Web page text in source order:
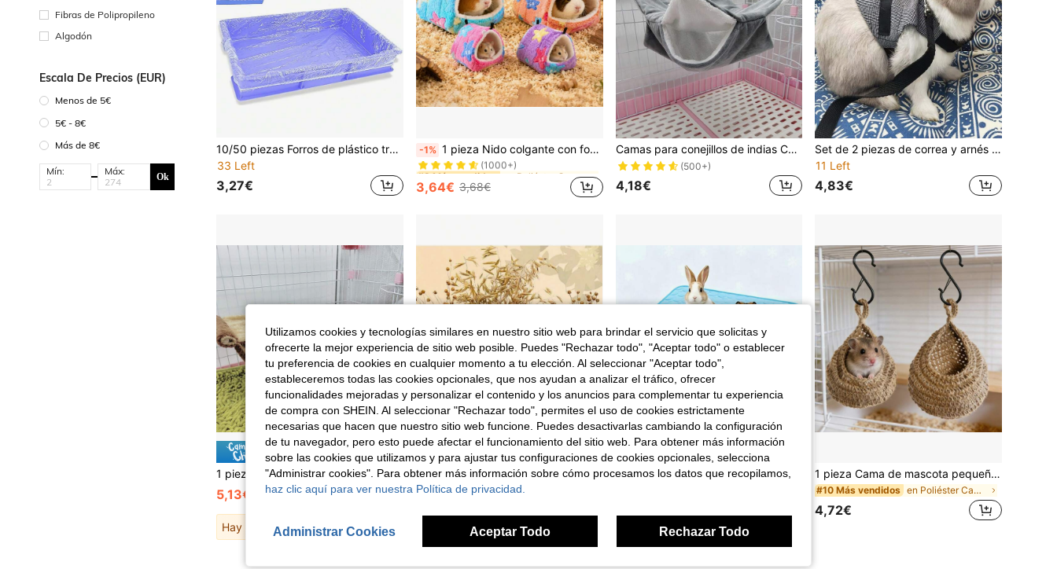
Fibras de Polipropileno
Algodón
Escala De Precios (EUR)
Menos de 5€
5€ - 8€
Más de 8€
Mín: Máx: Ok
10/50 piezas Forros de plástico transparente desechables, adecuados para jaulas de mascotas pequeñas, incluyendo jaulas de conejos, jaulas de hámsters y cajas de arena
33 Left
3,27€
-1% 1 pieza Nido colgante con forma de estrella de color aleatorio, cama cálida de invierno adecuada para animales pequeños como hámsteres, osos de peluche, erizos
#9 Más vendidos
(1000+)
#9 Más vendidos
(1000+)
#9 Más vendidos
(1000+)
#9 Más vendidos
en Poliéster Camas y hamacas para animales pequeño
3,64€ 3,68€
Camas para conejillos de indias Cama suspendida de 3 capas Hamaca acolchada para hámster Almohada para invierno cómoda Lavable Accesorio para chinchillas
(500+)
4,18€
Set de 2 piezas de correa y arnés para mascotas con patrón a cuadros, correa exterior de conejo
11 Left
4,83€
Ahorro de 0,05€
1 pieza Cama de hamaca de felpa coral suave y cálida apta para hámsters, ardillas voladores, ardillas y otras mascotas pequeñas, opciones de colores múltiples para uso en primavera, otoño e invierno
5,13€ 5,18€
Hay otros 1 vendedores
Ahorro de 0,01€
1 pieza Escondite de cáscara de coco de 3,9 a 5,1 pulgadas para hámsters, reptiles y mascotas pequeñas, la textura de coco proporciona una fuente de alimento natural, hábitat, incluye cuerda para colgar, apto para hámsters, reptiles, anfibios y animales pequeños
4,63€ 4,64€
Establecido hace 1 año
-4% 1 pieza Esterilla de enfriamiento para cobayas, Almohadilla autoenfriadora de fibra, Esterilla lavable para mascotas para el verano, Antideslizante plegable y portátil, Apta para conejos, hurones, cobayas, hámsters, erizos y otros animales pequeños
4,48€
Hay otros2vendedores
1 pieza Cama de mascota pequeña estilo hamaca tejida para primavera/verano, con ganchos fijos, transpirable y cómoda, adecuada para hámsters, cobayas, hurones, ardillas y otras mascotas pequeñas, para todas las estaciones
#10 Más vendidos en Poliéster Camas y hamacas para animales pequeño
4,72€
Utilizamos cookies y tecnologías similares en nuestro sitio web para brindar el servicio que solicitas y
ofrecerte la mejor experiencia de sitio web posible. Puedes "Rechazar todo", "Aceptar todo" o establecer
tu preferencia de cookies en cualquier momento a tu elección. Al seleccionar "Aceptar todo",
estableceremos todas las cookies opcionales, que nos ayudan a analizar el tráfico, ofrecer
funcionalidades mejoradas y personalizar el contenido y los anuncios para complementar tu experiencia
de compra con SHEIN. Al seleccionar "Rechazar todo", permites el uso de cookies estrictamente
necesarias que hacen que nuestro sitio web funcione. Puedes desactivarlas cambiando la configuración
de tu navegador, pero esto puede afectar el funcionamiento del sitio web. Para obtener más información
sobre las cookies que utilizamos y para ajustar tus configuraciones de cookies opcionales, selecciona
"Administrar cookies". Para obtener más información sobre cómo procesamos los datos que recopilamos,
haz clic aquí para ver nuestra Política de privacidad.
Administrar Cookies Aceptar Todo Rechazar Todo